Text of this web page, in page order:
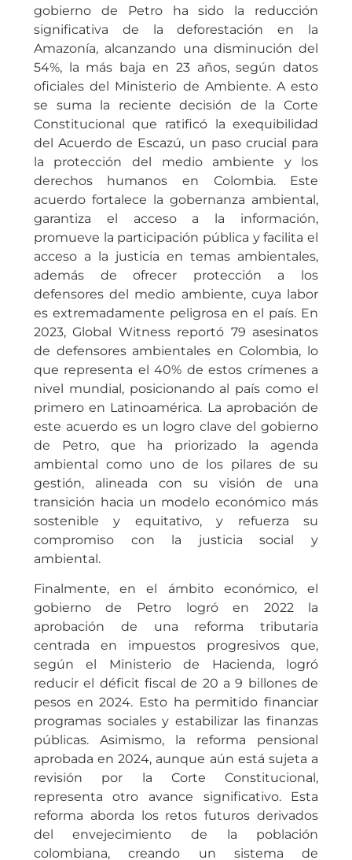
gobierno de Petro ha sido la reducción
significativa de la deforestación en la
Amazonía, alcanzando una disminución del
54%, la más baja en 23 años, según datos
oficiales del Ministerio de Ambiente. A esto
se suma la reciente decisión de la Corte
Constitucional que ratificó la exequibilidad
del Acuerdo de Escazú, un paso crucial para
la protección del medio ambiente y los
derechos humanos en Colombia. Este
acuerdo fortalece la gobernanza ambiental,
garantiza el acceso a la información,
promueve la participación pública y facilita el
acceso a la justicia en temas ambientales,
además de ofrecer protección a los
defensores del medio ambiente, cuya labor
es extremadamente peligrosa en el país. En
2023, Global Witness reportó 79 asesinatos
de defensores ambientales en Colombia, lo
que representa el 40% de estos crímenes a
nivel mundial, posicionando al país como el
primero en Latinoamérica. La aprobación de
este acuerdo es un logro clave del gobierno
de Petro, que ha priorizado la agenda
ambiental como uno de los pilares de su
gestión, alineada con su visión de una
transición hacia un modelo económico más
sostenible y equitativo, y refuerza su
compromiso con la justicia social y
ambiental.
Finalmente, en el ámbito económico, el
gobierno de Petro logró en 2022 la
aprobación de una reforma tributaria
centrada en impuestos progresivos que,
según el Ministerio de Hacienda, logró
reducir el déficit fiscal de 20 a 9 billones de
pesos en 2024. Esto ha permitido financiar
programas sociales y estabilizar las finanzas
públicas. Asimismo, la reforma pensional
aprobada en 2024, aunque aún está sujeta a
revisión por la Corte Constitucional,
representa otro avance significativo. Esta
reforma aborda los retos futuros derivados
del envejecimiento de la población
colombiana, creando un sistema de